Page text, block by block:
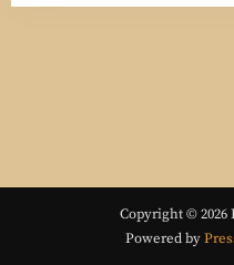
Copyright © 2026
Powered by